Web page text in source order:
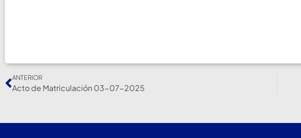
ANTERIOR
Acto de Matriculación 03-07-2025